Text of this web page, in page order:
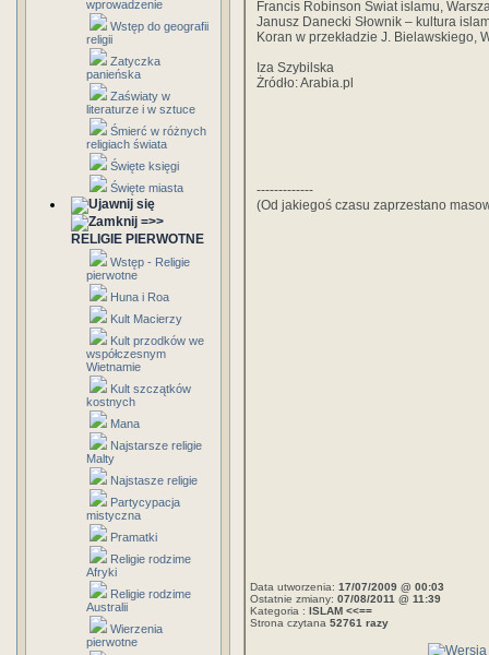
wprowadzenie
Wstęp do geografii
religii
Zatyczka
panieńska
Zaświaty w
literaturze i w sztuce
Śmierć w różnych
religiach świata
Święte księgi
Święte miasta
=>>
RELIGIE PIERWOTNE
Wstęp - Religie
pierwotne
Huna i Roa
Kult Macierzy
Kult przodków we
współczesnym
Wietnamie
Kult szczątków
kostnych
Mana
Najstarsze religie
Malty
Najstasze religie
Partycypacja
mistyczna
Pramatki
Religie rodzime
Afryki
Religie rodzime
Australii
Wierzenia
pierwotne
Francis Robinson Świat islamu,
Janusz Danecki Słownik – kultura
Koran w przekładzie J. Bielawskiego,
Iza Szybilska
Żródło: Arabia.pl
-------------
(Od jakiegoś czasu zaprzestano
Data utworzenia: 17/07/2009 @ 00:03
Ostatnie zmiany: 07/08/2011 @ 11:39
Kategoria : ISLAM <<==
Strona czytana 52761 razy